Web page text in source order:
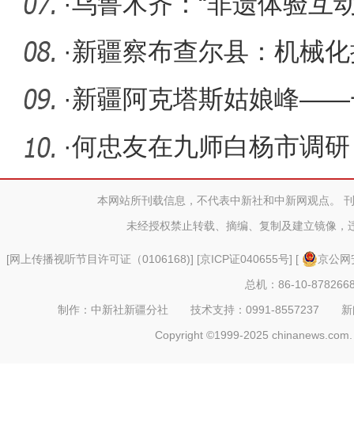
·新疆察布查尔县：机械
·新疆阿克塔斯姑娘峰——
地
·何忠友在九师白杨市调研
本网站所刊载信息，不代表中新社和中新网观点。
未经授权禁止转载、摘编、复制及建立镜像，
[网上传播视听节目许可证（0106168)] [京ICP证040655号] [
京公
总机：86-10-
制作：中新社新疆分社 技术支持：0991-8557237
Copyright ©1999-2025